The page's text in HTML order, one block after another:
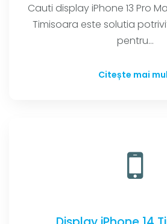
Cauti display iPhone 13 Pro
Timisoara este solutia
pentru...
Citește mai